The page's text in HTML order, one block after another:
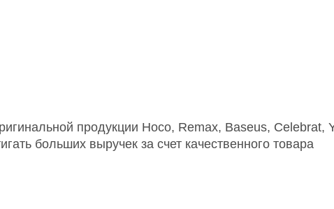
продукции Hoco, Remax, Baseus, Celebrat,
больших выручек за счет качественного товара⠀